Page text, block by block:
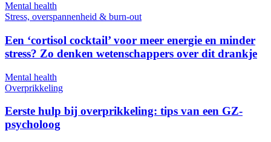
Mental health
Stress, overspannenheid & burn-out
Een ‘cortisol cocktail’ voor meer energie en minder
stress? Zo denken wetenschappers over dit drankje
Mental health
Overprikkeling
Eerste hulp bij overprikkeling: tips van een GZ-
psycholoog